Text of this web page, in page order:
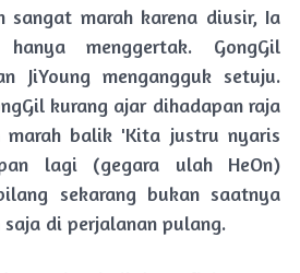
sangat marah karena diusir, Ia
hanya menggertak. GongGil
JiYoung mengangguk setuju.
kurang ajar dihadapan raja
marah balik 'Kita justru nyaris
lagi (gegara ulah HeOn)
sekarang bukan saatnya
di perjalanan pulang.